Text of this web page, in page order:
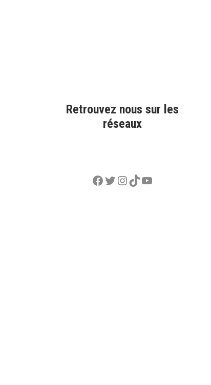
Retrouvez nous sur les
réseaux
Facebook
Twitter
Instagram
TikTok
YouTube